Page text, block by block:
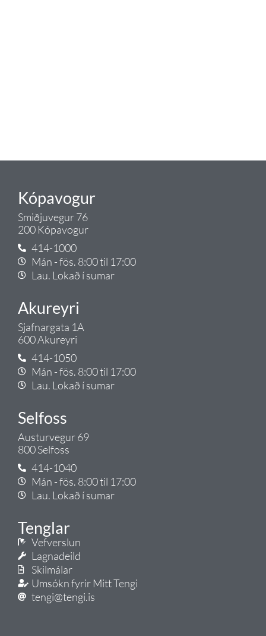
Kópavogur
Smiðjuvegur 76
200 Kópavogur
414-1000
Mán - fös. 8:00 til 17:00
Lau. Lokað í sumar
Akureyri
Sjafnargata 1A
600 Akureyri
414-1050
Mán - fös. 8:00 til 17:00
Lau. Lokað í sumar
Selfoss
Austurvegur 69
800 Selfoss
414-1040
Mán - fös. 8:00 til 17:00
Lau. Lokað í sumar
Tenglar
Vefverslun
Lagnadeild
Skilmálar
Umsókn fyrir Mitt Tengi
tengi@tengi.is